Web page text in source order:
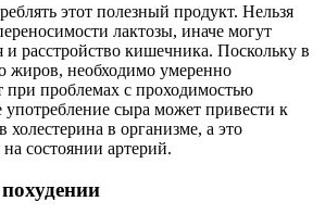
этот полезный продукт. Нельзя
лактозы, иначе могут
и расстройство кишечника. Поскольку в
жиров, необходимо умеренно
при проблемах с проходимостью
употребление сыра может привести к
в организме, а это
состоянии артерий.